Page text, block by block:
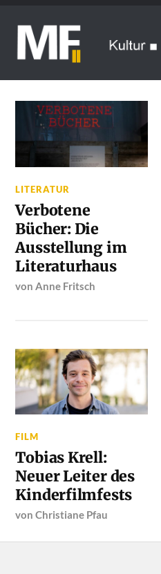
LITERATUR
Verbotene
Bücher: Die
Ausstellung im
Literaturhaus
von Anne Fritsch
FILM
Tobias Krell:
Neuer Leiter des
Kinderfilmfests
vonChristiane Pfau